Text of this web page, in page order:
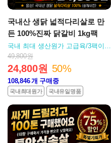
국내산 생닭 넓적다리살로 만
든 100%진짜 닭갈비 1kg팩
국내 최대 생산원가 고급육/3팩이상
무료배송
49,800원
24,800원 50%
108,846개 구매중
국내최대원가 국내유일명품